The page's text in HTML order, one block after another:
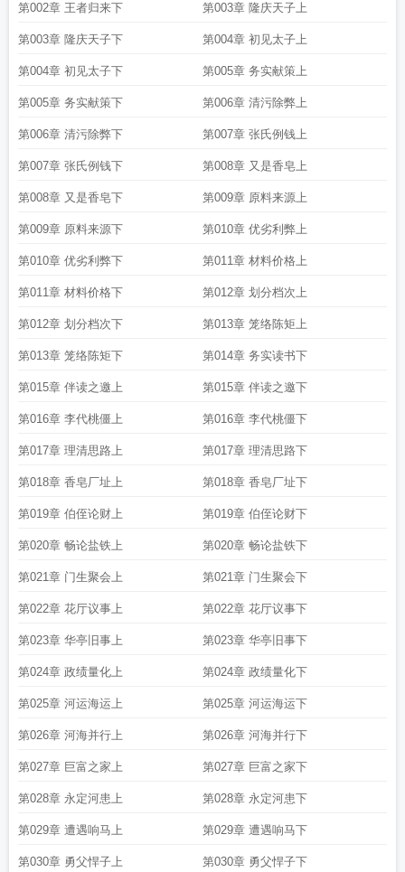
第002章 王者归来下 第003章 隆庆天子上
第003章 隆庆天子下 第004章 初见太子上
第004章 初见太子下 第005章 务实献策上
第005章 务实献策下 第006章 清污除弊上
第006章 清污除弊下 第007章 张氏例钱上
第007章 张氏例钱下 第008章 又是香皂上
第008章 又是香皂下 第009章 原料来源上
第009章 原料来源下 第010章 优劣利弊上
第010章 优劣利弊下 第011章 材料价格上
第011章 材料价格下 第012章 划分档次上
第012章 划分档次下 第013章 笼络陈矩上
第013章 笼络陈矩下 第014章 务实读书下
第015章 伴读之邀上 第015章 伴读之邀下
第016章 李代桃僵上 第016章 李代桃僵下
第017章 理清思路上 第017章 理清思路下
第018章 香皂厂址上 第018章 香皂厂址下
第019章 伯侄论财上 第019章 伯侄论财下
第020章 畅论盐铁上 第020章 畅论盐铁下
第021章 门生聚会上 第021章 门生聚会下
第022章 花厅议事上 第022章 花厅议事下
第023章 华亭旧事上 第023章 华亭旧事下
第024章 政绩量化上 第024章 政绩量化下
第025章 河运海运上 第025章 河运海运下
第026章 河海并行上 第026章 河海并行下
第027章 巨富之家上 第027章 巨富之家下
第028章 永定河患上 第028章 永定河患下
第029章 遭遇响马上 第029章 遭遇响马下
第030章 勇父悍子上 第030章 勇父悍子下